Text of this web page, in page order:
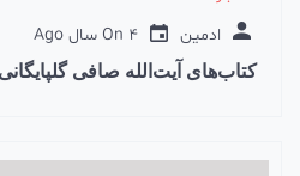
ادمین
On 4 سال Ago
کتاب‌های آیت‌الله صافی